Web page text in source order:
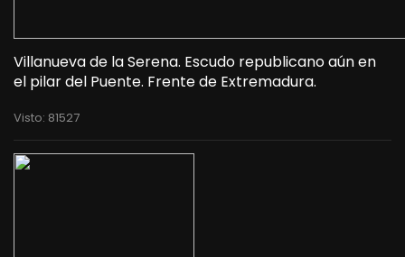
Villanueva de la Serena. Escudo republicano aún en
el pilar del Puente. Frente de Extremadura.
Visto: 81527